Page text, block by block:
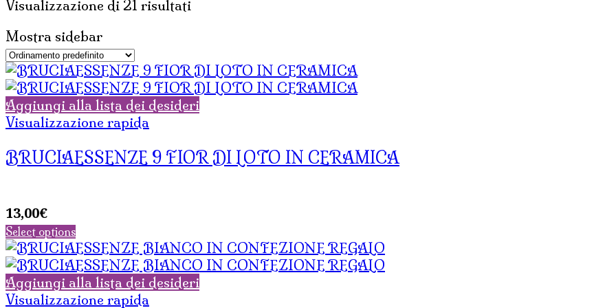
Visualizzazione di 21 risultati
Mostra sidebar
Aggiungi alla lista dei desideri
Visualizzazione rapida
BRUCIAESSENZE 9 FIOR DI LOTO IN CERAMICA
13,00€
Select options
Aggiungi alla lista dei desideri
Visualizzazione rapida